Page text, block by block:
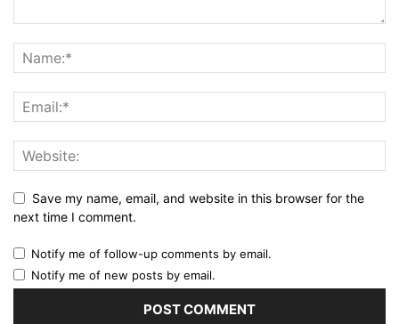
Save my name, email, and website in this browser for the
next time I comment.
Notify me of follow-up comments by email.
Notify me of new posts by email.